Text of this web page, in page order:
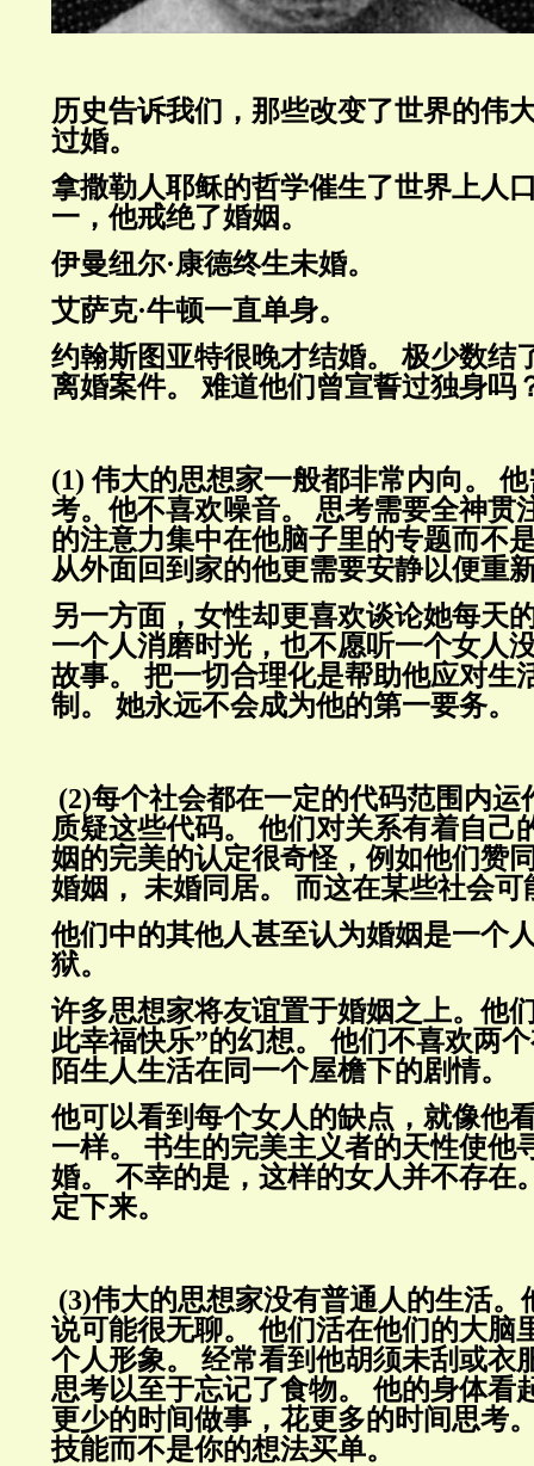
历史告诉我们，那些改变了世界的伟
过婚。
拿撒勒人耶稣的哲学催生了世界上人
一，他戒绝了婚姻。
伊曼纽尔·康德终生未婚。
艾萨克·牛顿一直单身。
约翰斯图亚特很晚才结婚。
极少数结
离婚案件。
难道他们曾宣誓过独身吗
(1)伟大的思想家一般都非常内向。
他
考。他不喜欢噪音。
思考需要全神贯
的注意力集中在他脑子里的专题而不
从外面回到家的他更需要安静以便重
另一方面，女性却更喜欢谈论她每天
一个人消磨时光，也不愿听一个女人
故事。
把一切合理化是帮助他应对生
制。
她永远不会成为他的第一要务。
(2)每个社会都在一定的代码范围内运
质疑这些代码。
他们对关系有着自己
姻的完美的认定很奇怪，例如他们赞
婚姻， 未婚同居。
而这在某些社会可
他们中的其他人甚至认为婚姻是一个
狱。
许多思想家将友谊置于婚姻之上。他
此幸福快乐”的幻想。
他们不喜欢两
陌生人生活在同一个屋檐下的剧情。
他可以看到每个女人的缺点，就像他
一样。
书生的完美主义者的天性使他
婚。
不幸的是，这样的女人并不存在
定下来。
(3)伟大的思想家没有普通人的生活。
说可能很无聊。
他们活在他们的大脑
个人形象。
经常看到他胡须未刮或衣
思考以至于忘记了食物。
他的身体看
更少的时间做事，花更多的时间思考
技能而不是你的想法买单。